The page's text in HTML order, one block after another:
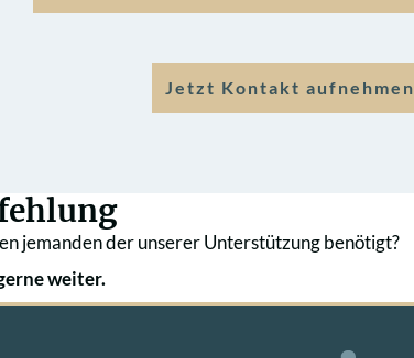
Jetzt Kontakt aufnehmen
jemanden der unserer Unterstützung benötigt?
weiter.